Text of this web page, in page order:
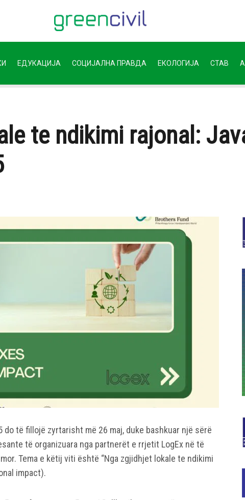
ЕДУКАЦИЈА СОЦИЈАЛНА ПРАВДА ЕКОЛОГИЈА СТАВ
te ndikimi rajonal:
do të fillojë zyrtarisht më 26 maj, duke bashkuar një sërë
të organizuara nga partnerët e rrjetit LogEx në të
Tema e këtij viti është “Nga zgjidhjet lokale te ndikimi
impact).